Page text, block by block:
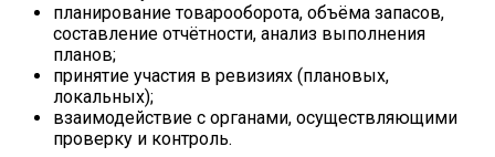
планирование товарооборота, объёма запасов,
составление отчётности, анализ выполнения
планов;
принятие участия в ревизиях (плановых,
локальных);
взаимодействие с органами, осуществляющими
проверку и контроль.